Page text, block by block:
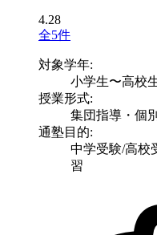
4.28
全5件
対象学年:
小学生〜高校
授業形式:
集団指導・個
通塾目的:
中学受験/高校
習